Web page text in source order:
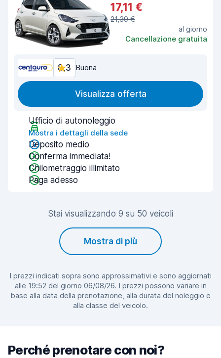
17,11 €
21,39 €
al giorno
Cancellazione gratuita
8,3 Buona
Visualizza offerta
Ufficio di autonoleggio
Mostra i dettagli della sede
Deposito medio
Conferma immediata!
Chilometraggio illimitato
Paga adesso
Stai visualizzando 9 su 50 veicoli
Mostra di più
I prezzi indicati sopra sono approssimativi e sono aggiornati
alle 19:52 del giorno 06/08/26. I prezzi possono variare in
base alla data della prenotazione, alla durata del noleggio e
alla classe del veicolo.
Perché prenotare con noi?